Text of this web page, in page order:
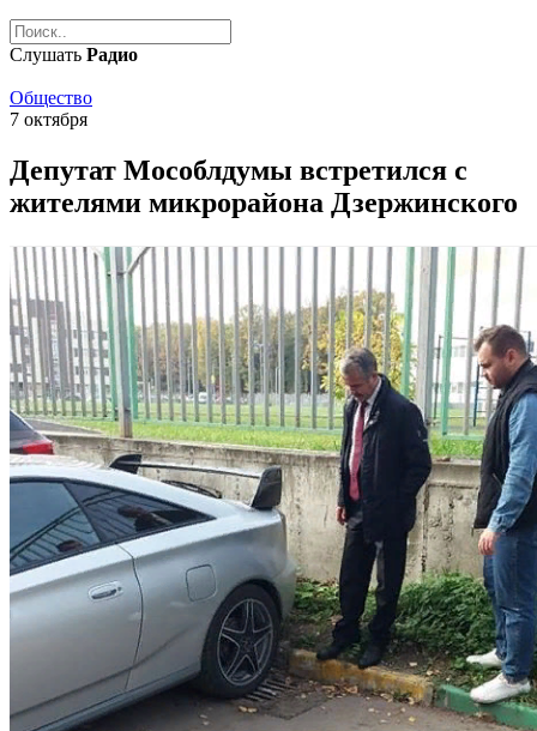
Слушать Радио
Общество
7 октября
Депутат Мособлдумы встретился с
жителями микрорайона Дзержинского